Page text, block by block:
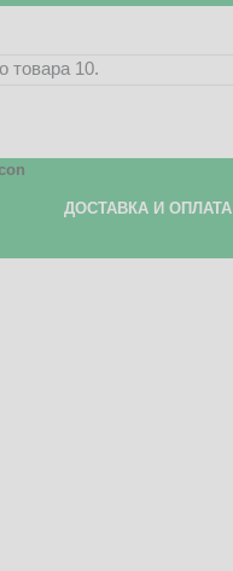
товара 10.
ДОСТАВКА И ОПЛАТА